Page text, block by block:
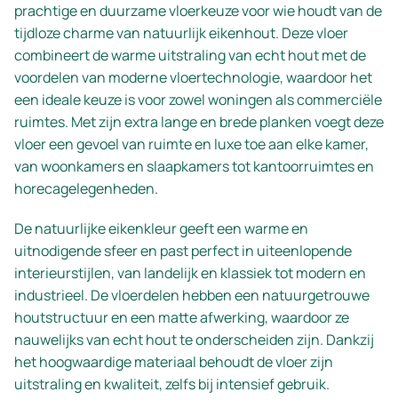
prachtige en duurzame vloerkeuze voor wie houdt van de
tijdloze charme van natuurlijk eikenhout. Deze vloer
combineert de warme uitstraling van echt hout met de
voordelen van moderne vloertechnologie, waardoor het
een ideale keuze is voor zowel woningen als commerciële
ruimtes. Met zijn extra lange en brede planken voegt deze
vloer een gevoel van ruimte en luxe toe aan elke kamer,
van woonkamers en slaapkamers tot kantoorruimtes en
horecagelegenheden.
De natuurlijke eikenkleur geeft een warme en
uitnodigende sfeer en past perfect in uiteenlopende
interieurstijlen, van landelijk en klassiek tot modern en
industrieel. De vloerdelen hebben een natuurgetrouwe
houtstructuur en een matte afwerking, waardoor ze
nauwelijks van echt hout te onderscheiden zijn. Dankzij
het hoogwaardige materiaal behoudt de vloer zijn
uitstraling en kwaliteit, zelfs bij intensief gebruik.